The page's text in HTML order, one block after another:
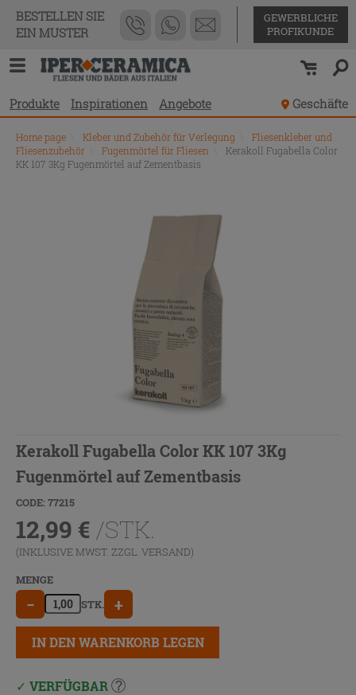
BESTELLEN SIE
EIN MUSTER
GEWERBLICHE
PROFIKUNDE
Produkte Inspirationen Angebote Geschäfte
Home page Kleber und Zubehör für Verlegung
Fliesenkleber und
Fliesenzubehör
Fugenmörtel für Fliesen
Kerakoll Fugabella Color
KK 107 3Kg Fugenmörtel auf Zementbasis
Kerakoll Fugabella Color KK 107 3Kg
Fugenmörtel auf Zementbasis
CODE: 77215
12,99 € /STK.
(INKLUSIVE MWST. ZZGL. VERSAND)
MENGE
− STK. +
IN DEN WARENKORB LEGEN
VERFÜGBAR